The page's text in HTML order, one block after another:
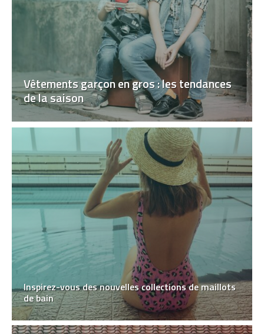
Vêtements garçon en gros : les tendances
de la saison
Inspirez-vous des nouvelles collections de maillots
de bain